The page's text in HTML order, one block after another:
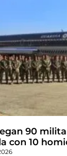
90
con 10